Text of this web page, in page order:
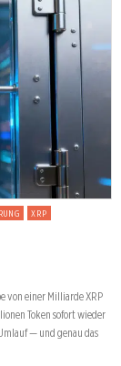
XRP
von einer Milliarde XRP
Token sofort wieder
— und genau das